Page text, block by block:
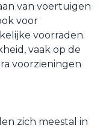
van voertuigen
voor
voorraden.
vaak op de
voorzieningen
zich meestal in